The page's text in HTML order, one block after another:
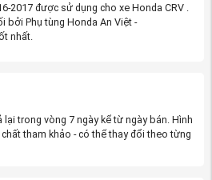
2017 được sử dụng cho xe Honda CRV .
bởi Phụ tùng Honda An Việt -
nhất.
trong vòng 7 ngày kể từ ngày bán. Hình
tham khảo - có thể thay đổi theo từng